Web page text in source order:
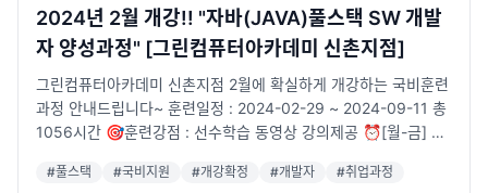
consultation
2024년 2월 개강!! "자바(JAVA)풀스택 SW 개발
자 양성과정" [그린컴퓨터아카데미 신촌지점]
그린컴퓨터아카데미 신촌지점 2월에 확실하게 개강하는 국비훈련
과정 안내드립니다~ 훈련일정 : 2024-02-29 ~ 2024-09-11 총
1056시간 🎯훈련강점 : 선수학습 동영상 강의제공 ⏰[월-금] 0
로젝트 취업과정 👩🏻🏫실무 경력 전문강사진 👨👩👦👦참여 대
#풀스택 #국비지원 #개강확정 #개발자 #취업과정